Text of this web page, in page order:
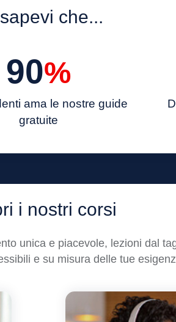
che...
90%
ama le nostre guide
gratuite
i nostri corsi
unica e piacevole, lezioni dal
e su misura delle tue